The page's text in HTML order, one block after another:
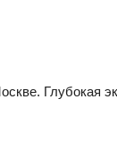
Глубокая